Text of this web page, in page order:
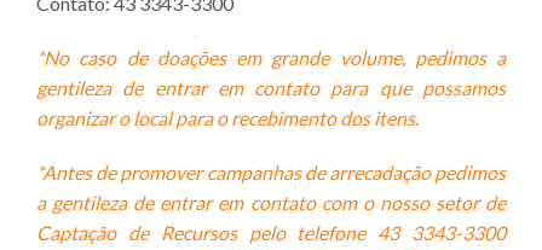
*No caso de doações em grande volume, pedimos a
gentileza de entrar em contato para que possamos
organizar o local para o recebimento dos itens.
*Antes de promover campanhas de arrecadação pedimos
a gentileza de entrar em contato com o nosso setor de
Captação de Recursos pelo telefone 43 3343-3300